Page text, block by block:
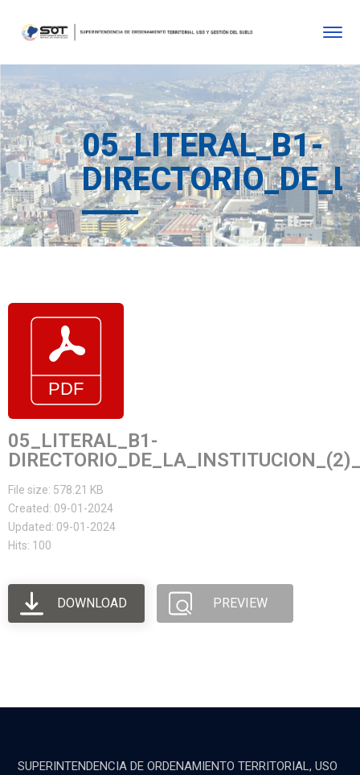
05_LITERAL_B1-
05_LITERAL_B1-
File size: 578.21 KB
Created: 09-01-2024
Updated: 09-01-2024
Hits: 100
DOWNLOAD PREVIEW
SUPERINTENDENCIA DE ORDENAMIENTO TERRITORIAL, USO